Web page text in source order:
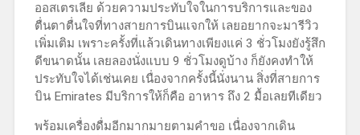
ออสเตรเลีย ด้วยความประทับใจในการบริการและของ
ตื่นตาตื่นใจที่ทางสายการบินแจกให้ เลยอยากจะมารีวิว
เพิ่มเติม เพราะครั้งที่แล้วเดินทางเพียงแค่ 3 ชั่วโมงยังรู้สึก
ดีขนาดนั้น เลยลองนั่งแบบ 9 ชั่วโมงดูบ้าง ก็ยังคงทำให้
ประทับใจได้เช่นเคย เนื่องจากครั้งนี้นั่งนาน สิ่งที่สายการ
บิน Emirates มีบริการให้ก็คือ อาหาร ถึง 2 มื้อเลยทีเดียว
พร้อมเครื่องดื่มอีกมากมายตามคำขอ เนื่องจากเดิน